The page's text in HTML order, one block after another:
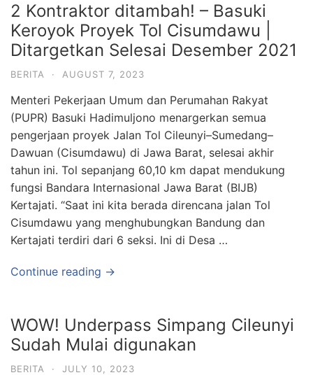
2 Kontraktor ditambah! – Basuki
Keroyok Proyek Tol Cisumdawu |
Ditargetkan Selesai Desember 2021
BERITA · AUGUST 7, 2023
Menteri Pekerjaan Umum dan Perumahan Rakyat
(PUPR) Basuki Hadimuljono menargerkan semua
pengerjaan proyek Jalan Tol Cileunyi–Sumedang–
Dawuan (Cisumdawu) di Jawa Barat, selesai akhir
tahun ini. Tol sepanjang 60,10 km dapat mendukung
fungsi Bandara Internasional Jawa Barat (BIJB)
Kertajati. “Saat ini kita berada direncana jalan Tol
Cisumdawu yang menghubungkan Bandung dan
Kertajati terdiri dari 6 seksi. Ini di Desa …
Continue reading →
WOW! Underpass Simpang Cileunyi
Sudah Mulai digunakan
BERITA · JULY 10, 2023